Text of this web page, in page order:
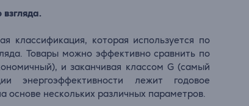
классификация, которая используется по
Товары можно эффективно сравнить по
и заканчивая классом G (самый
энергоэффективности лежит годовое
основе нескольких различных параметров.